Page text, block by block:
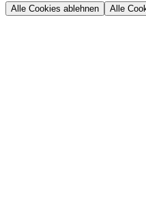
Alle Cookies ablehnen Alle